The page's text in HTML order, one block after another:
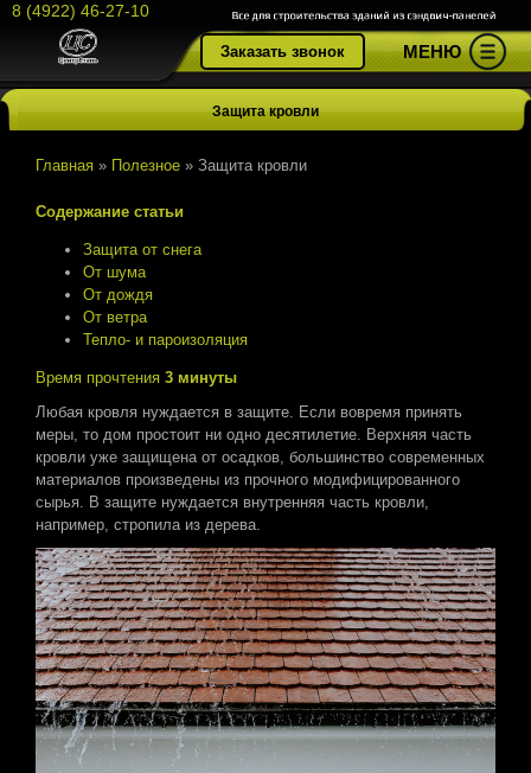
8 (4922) 46-27-10
Заказать звонок МЕНЮ
Защита кровли
Главная » Полезное » Защита кровли
Содержание статьи
Защита от снега
От шума
От дождя
От ветра
Тепло- и пароизоляция
Время прочтения 3 минуты
Любая кровля нуждается в защите. Если вовремя принять
меры, то дом простоит ни одно десятилетие. Верхняя часть
кровли уже защищена от осадков, большинство современных
материалов произведены из прочного модифицированного
сырья. В защите нуждается внутренняя часть кровли,
например, стропила из дерева.